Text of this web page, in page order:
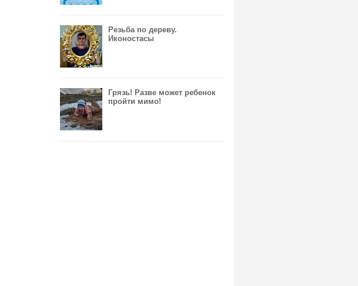
Резьба по дереву.
Иконостасы
Грязь! Разве может ребенок
пройти мимо!